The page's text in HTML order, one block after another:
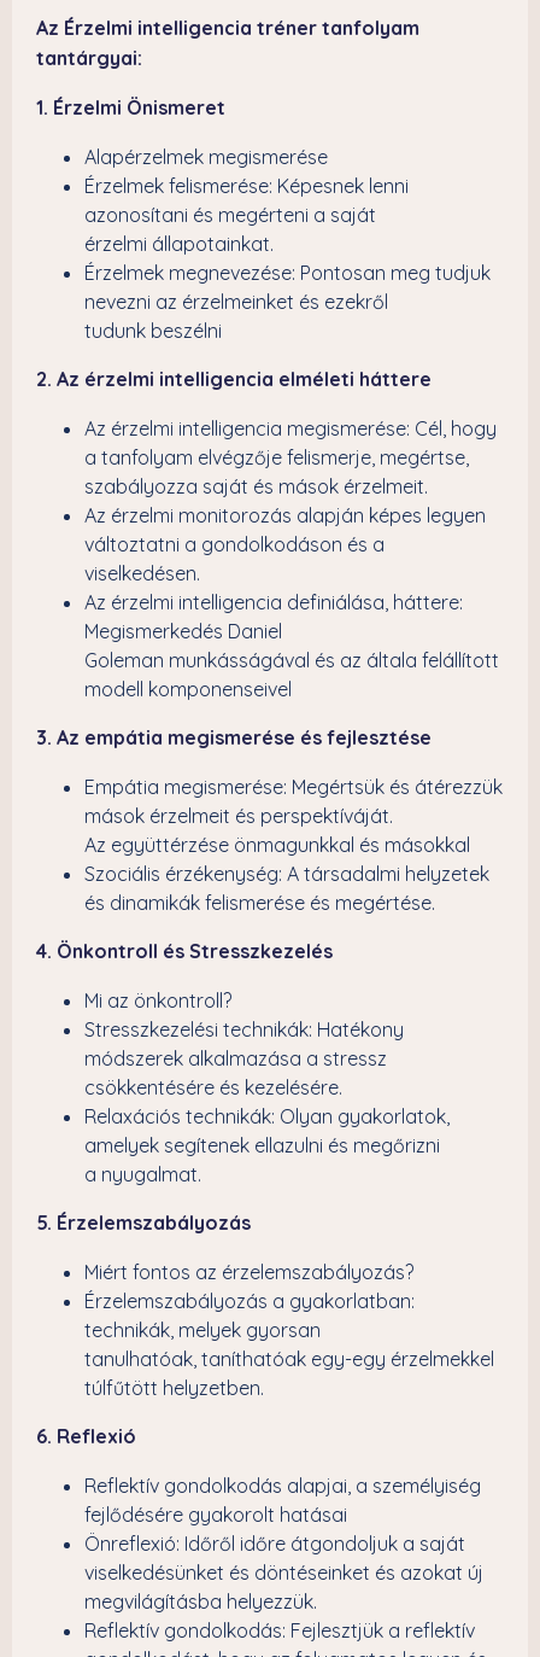
Az Érzelmi intelligencia tréner tanfolyam
tantárgyai:
1. Érzelmi Önismeret
Alapérzelmek megismerése
Érzelmek felismerése: Képesnek lenni
azonosítani és megérteni a saját
érzelmi állapotainkat.
Érzelmek megnevezése: Pontosan meg tudjuk
nevezni az érzelmeinket és ezekről
tudunk beszélni
2. Az érzelmi intelligencia elméleti háttere
Az érzelmi intelligencia megismerése: Cél, hogy
a tanfolyam elvégzője felismerje, megértse,
szabályozza saját és mások érzelmeit.
Az érzelmi monitorozás alapján képes legyen
változtatni a gondolkodáson és a
viselkedésen.
Az érzelmi intelligencia definiálása, háttere:
Megismerkedés Daniel
Goleman munkásságával és az általa felállított
modell komponenseivel
3. Az empátia megismerése és fejlesztése
Empátia megismerése: Megértsük és átérezzük
mások érzelmeit és perspektíváját.
Az együttérzése önmagunkkal és másokkal
Szociális érzékenység: A társadalmi helyzetek
és dinamikák felismerése és megértése.
4. Önkontroll és Stresszkezelés
Mi az önkontroll?
Stresszkezelési technikák: Hatékony
módszerek alkalmazása a stressz
csökkentésére és kezelésére.
Relaxációs technikák: Olyan gyakorlatok,
amelyek segítenek ellazulni és megőrizni
a nyugalmat.
5. Érzelemszabályozás
Miért fontos az érzelemszabályozás?
Érzelemszabályozás a gyakorlatban:
technikák, melyek gyorsan
tanulhatóak, taníthatóak egy-egy érzelmekkel
túlfűtött helyzetben.
6. Reflexió
Reflektív gondolkodás alapjai, a személyiség
fejlődésére gyakorolt hatásai
Önreflexió: Időről időre átgondoljuk a saját
viselkedésünket és döntéseinket és azokat új
megvilágításba helyezzük.
Reflektív gondolkodás: Fejlesztjük a reflektív